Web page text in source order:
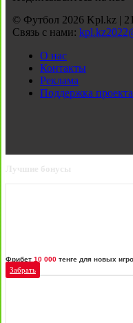
© Футбол 2026 Kpl.kz |
Связь с нами:
О нас
Контакты
Реклама
Поддержка проекта
Лучшие бонусы
Фрибет 10 000 тенге для новых
Забрать